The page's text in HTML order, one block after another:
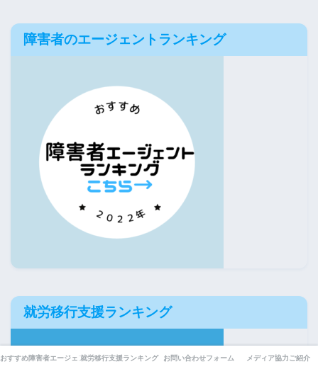
障害者のエージェントランキング
就労移行支援ランキング
おすすめ障害者エージェント就労移行支援ランキング お問い合わせフォーム メディア協力ご紹介